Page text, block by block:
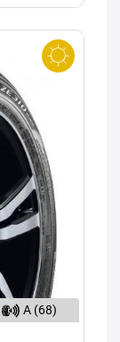
A (68)